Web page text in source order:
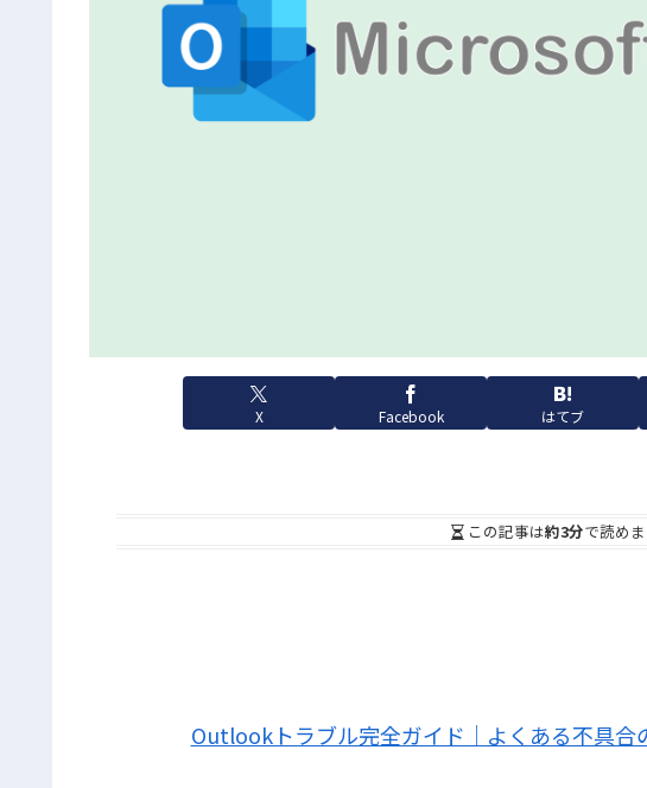
X Facebook はてブ
この記事は約3分で読めま
Outlookトラブル完全ガイド｜よくある不具合